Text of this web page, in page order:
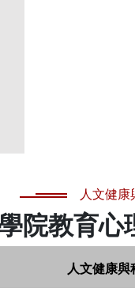
人文健康
院教育
人文健康與